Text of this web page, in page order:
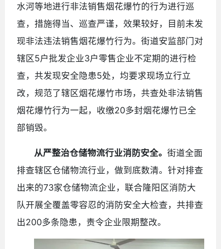
水河等地进行非法销售烟花爆竹的行为进行巡
查，措施得当、巡查严谨，效果较好，目前未发
现非法违法销售烟花爆竹行为。街道安监部门对
辖区5户批发企业3户零售企业不定期的进行检
查，共发现安全隐患5处，均要求现场立行立
改，规范了辖区烟花爆竹市场，共查处非法销售
烟花爆竹行为一起，收缴20多封烟花爆竹已全
部销毁。
从严整治仓储物流行业消防安全。街道全面
排查辖区仓储物流行业，做到底数清。针对排查
出来的73家仓储物流企业，联合隆阳区消防大
队开展全覆盖零容忍的消防安全大检查，共排查
出200多条隐患，责令企业限期整改。